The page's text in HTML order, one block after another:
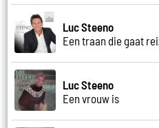
Luc Steeno
Een traan die gaat
Luc Steeno
Een vrouw is